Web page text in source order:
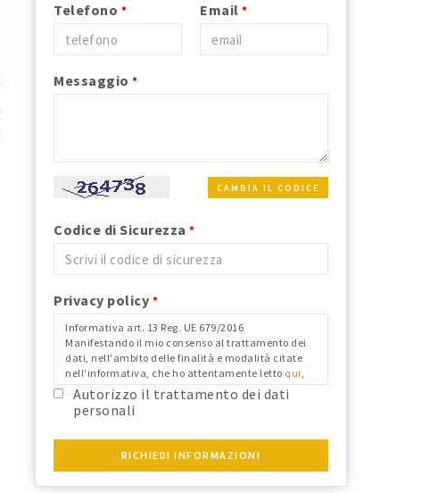
Telefono * Email *
Messaggio *
CAMBIA IL CODICE
Codice di Sicurezza *
Privacy policy *
Informativa art. 13 Reg. UE 679/2016
Manifestando il mio consenso al trattamento dei
dati, nell'ambito delle finalità e modalità citate
nell'informativa, che ho attentamente letto qui,
nei limiti in cui il mio consenso fosse richiesto ai
fini del Reg. Ue 679/2016 e confermo i dati
anagrafici riportati.
Autorizzo il trattamento dei dati
personali
RICHIEDI INFORMAZIONI